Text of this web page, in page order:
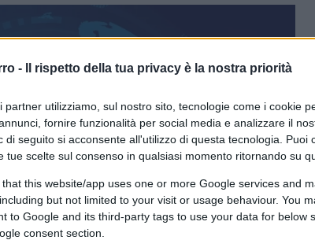
- Il rispetto della tua privacy è la nostra priorità
partner utilizziamo, sul nostro sito, tecnologie come i cookie
fornire funzionalità per social media e analizzare il
di seguito si acconsente all'utilizzo di questa tecnologia. Puoi
tue scelte sul consenso in qualsiasi momento ritornando su
that this website/app uses one or more Google services and
but not limited to your visit or usage behaviour. You
to Google and its third-party tags to use your data for below
consent section.